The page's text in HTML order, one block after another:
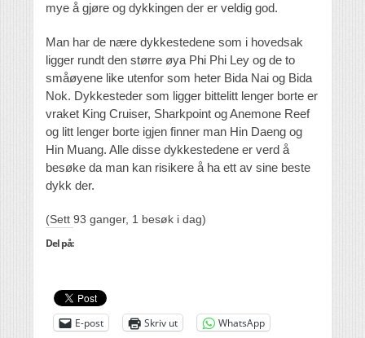
mye å gjøre og dykkingen der er veldig god.
Man har de nære dykkestedene som i hovedsak
ligger rundt den større øya Phi Phi Ley og de to
småøyene like utenfor som heter Bida Nai og Bida
Nok. Dykkesteder som ligger bittelitt lenger borte er
vraket King Cruiser, Sharkpoint og Anemone Reef
og litt lenger borte igjen finner man Hin Daeng og
Hin Muang. Alle disse dykkestedene er verd å
besøke da man kan risikere å ha ett av sine beste
dykk der.
(Sett 93 ganger, 1 besøk i dag)
Del på:
E-post Skriv ut WhatsApp